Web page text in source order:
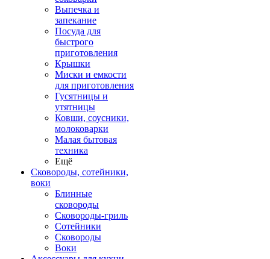
Выпечка и
запекание
Посуда для
быстрого
приготовления
Крышки
Миски и емкости
для приготовления
Гусятницы и
утятницы
Ковши, соусники,
молоковарки
Малая бытовая
техника
Ещё
Сковороды, сотейники,
воки
Блинные
сковороды
Сковороды-гриль
Сотейники
Сковороды
Воки